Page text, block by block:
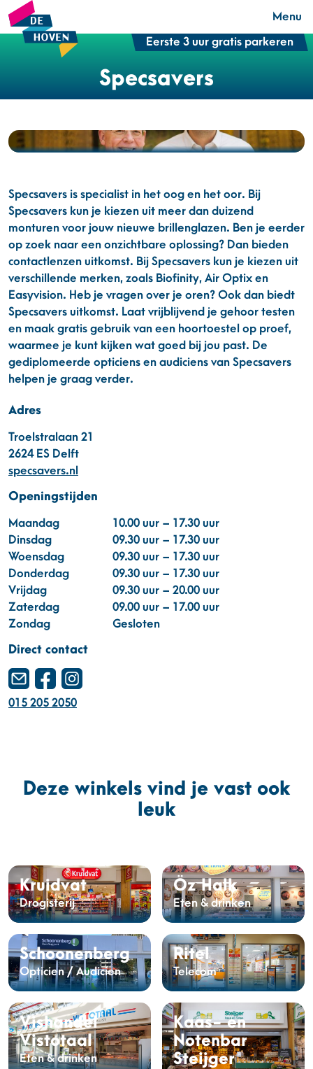
Eerste 3 uur gratis parkeren
Menu
Specsavers
Specsavers is specialist in het oog en het oor. Bij
Specsavers kun je kiezen uit meer dan duizend
monturen voor jouw nieuwe brillenglazen. Ben je eerder
op zoek naar een onzichtbare oplossing? Dan bieden
contactlenzen uitkomst. Bij Specsavers kun je kiezen uit
verschillende merken, zoals Biofinity, Air Optix en
Easyvision. Heb je vragen over je oren? Ook dan biedt
Specsavers uitkomst. Laat vrijblijvend je gehoor testen
en maak gratis gebruik van een hoortoestel op proef,
waarmee je kunt kijken wat goed bij jou past. De
gediplomeerde opticiens en audiciens van Specsavers
helpen je graag verder.
Adres
Troelstralaan 21
2624 ES Delft
specsavers.nl
Openingstijden
Maandag
10.00 uur – 17.30 uur
Dinsdag
09.30 uur – 17.30 uur
Woensdag
09.30 uur – 17.30 uur
Donderdag
09.30 uur – 17.30 uur
Vrijdag
09.30 uur – 20.00 uur
Zaterdag
09.00 uur – 17.00 uur
Zondag
Gesloten
Direct contact
015 205 2050
Deze winkels vind je vast ook
leuk
Kruidvat
Drogisterij
Öz Halk
Eten & drinken
Schoonenberg
Opticien / Audicien
Ritel
Telecom
Vishandel
Vistotaal
Eten & drinken
Kaas- en
Notenbar
Steijger